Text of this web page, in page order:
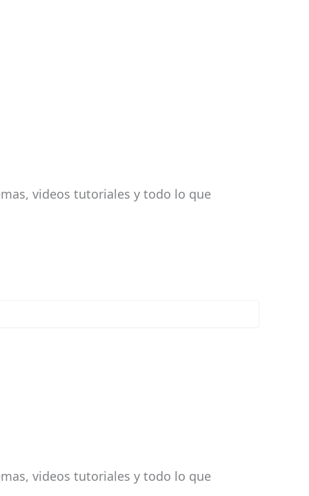
videos tutoriales y todo lo que
videos tutoriales y todo lo que